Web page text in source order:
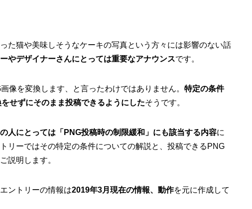
た猫や美味しそうなケーキの写真という方々には影響のない話
やデザイナーさんにとっては重要なアナウンスです。
像を変換します、と言ったわけではありません。 特定の条件
せずにそのまま投稿できるようにしたそうです。
人にとっては「PNG投稿時の制限緩和」にも該当する内容に
リーではその特定の条件についての解説と、投稿できるPNG
説明します。
ントリーの情報は2019年3月現在の情報、動作を元に作成して